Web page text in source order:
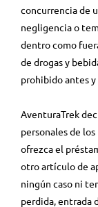
concurrencia de
negligencia o
dentro como
de drogas y
prohibido antes
AventuraTrek
personales de
ofrezca el
otro artículo de
ningún caso ni
perdida, entrada